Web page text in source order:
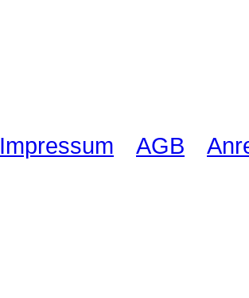
Impressum AGB